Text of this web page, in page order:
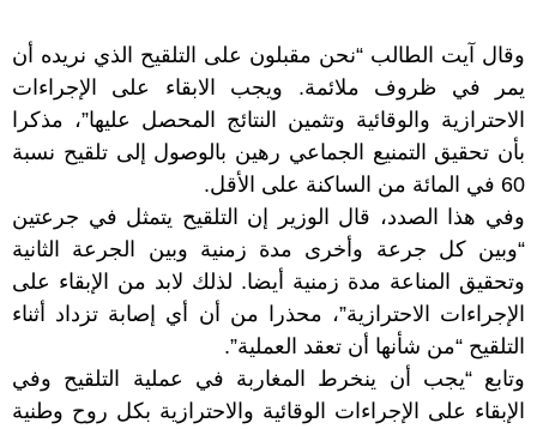
وقال آيت الطالب “نحن مقبلون على التلقيح الذي نريده أن
يمر في ظروف ملائمة. ويجب الابقاء على الإجراءات
الاحترازية والوقائية وتثمين النتائج المحصل عليها”، مذكرا
بأن تحقيق التمنيع الجماعي رهين بالوصول إلى تلقيح نسبة
60 في المائة من الساكنة على الأقل.
وفي هذا الصدد، قال الوزير إن التلقيح يتمثل في جرعتين
“وبين كل جرعة وأخرى مدة زمنية وبين الجرعة الثانية
وتحقيق المناعة مدة زمنية أيضا. لذلك لابد من الإبقاء على
الإجراءات الاحترازية”، محذرا من أن أي إصابة تزداد أثناء
التلقيح “من شأنها أن تعقد العملية”.
وتابع “يجب أن ينخرط المغاربة في عملية التلقيح وفي
الإبقاء على الإجراءات الوقائية والاحترازية بكل روح وطنية